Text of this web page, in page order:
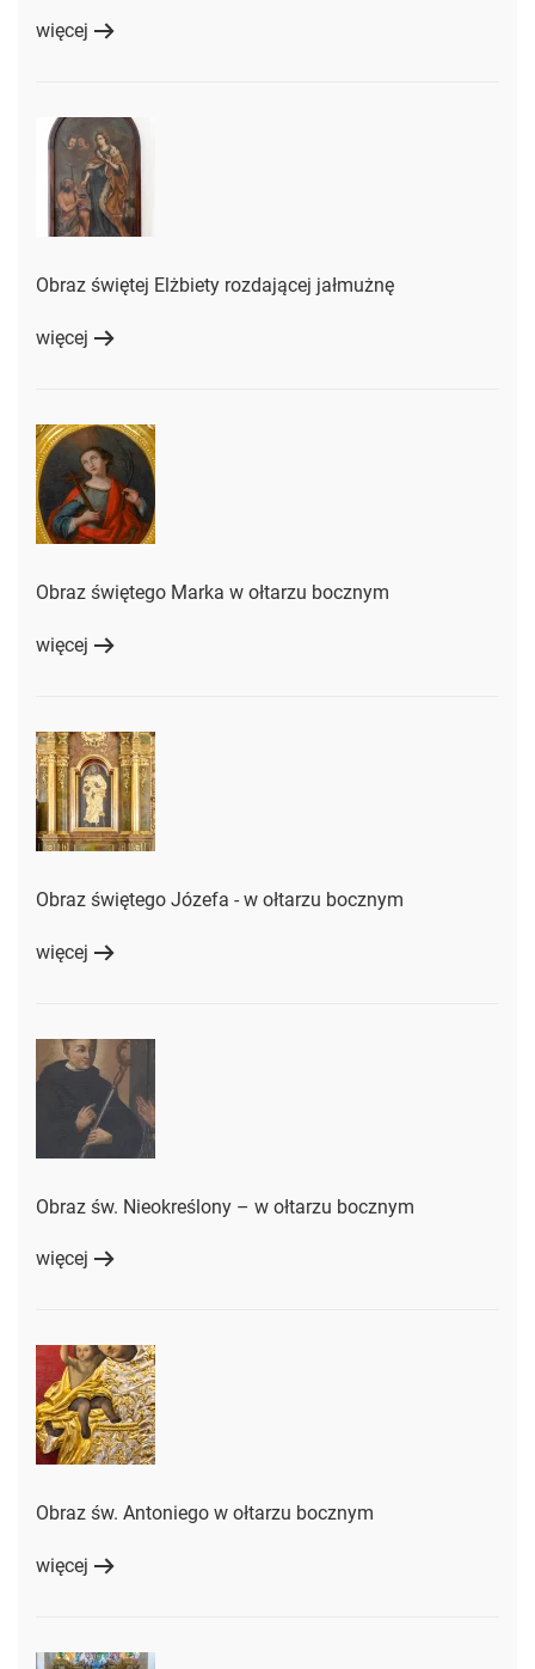
więcej
Obraz świętej Elżbiety rozdającej jałmużnę
więcej
Obraz świętego Marka w ołtarzu bocznym
więcej
Obraz świętego Józefa - w ołtarzu bocznym
więcej
Obraz św. Nieokreślony – w ołtarzu bocznym
więcej
Obraz św. Antoniego w ołtarzu bocznym
więcej